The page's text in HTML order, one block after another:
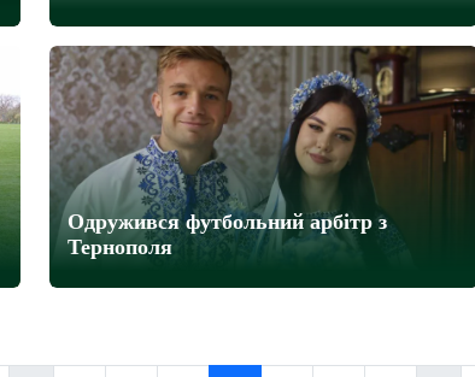
Одружився футбольний арбітр з
Тернополя